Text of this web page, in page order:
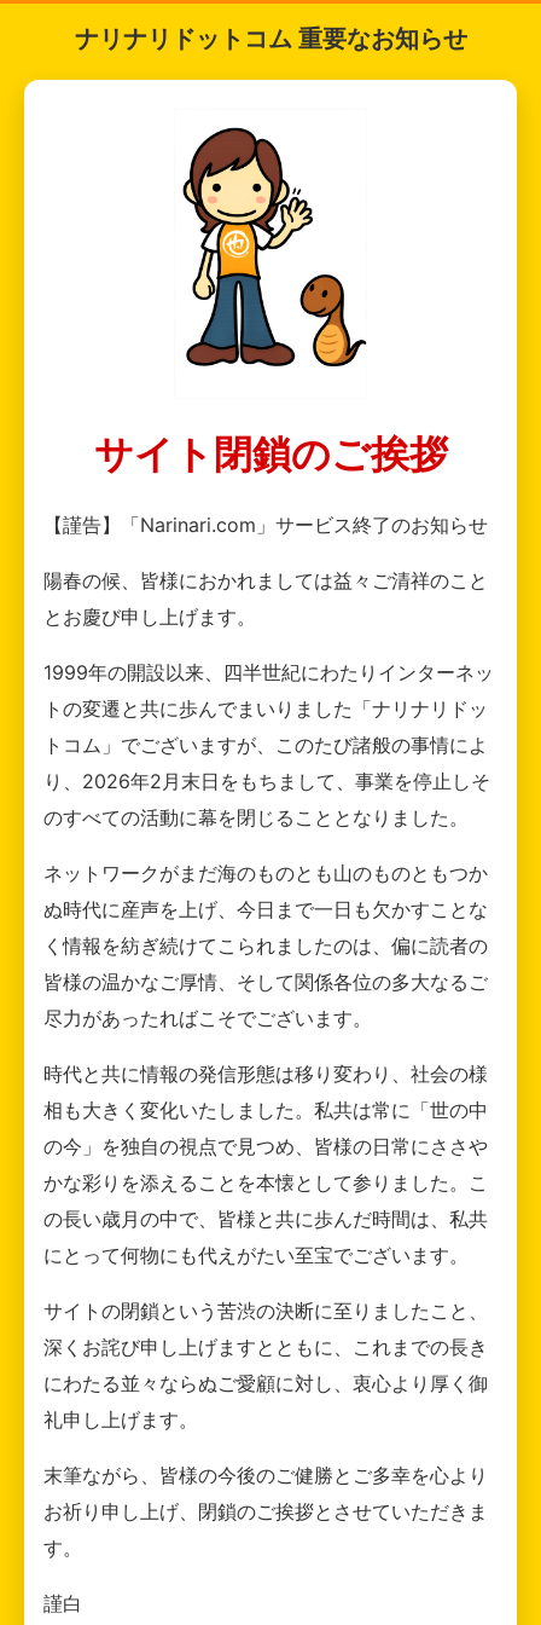
ナリナリドットコム 重要なお知らせ
サイト閉鎖のご挨拶
【謹告】「Narinari.com」サービス終了のお知らせ
陽春の候、皆様におかれましては益々ご清祥のこと
とお慶び申し上げます。
1999年の開設以来、四半世紀にわたりインターネッ
トの変遷と共に歩んでまいりました「ナリナリドッ
トコム」でございますが、このたび諸般の事情によ
り、2026年2月末日をもちまして、事業を停止しそ
のすべての活動に幕を閉じることとなりました。
ネットワークがまだ海のものとも山のものともつか
ぬ時代に産声を上げ、今日まで一日も欠かすことな
く情報を紡ぎ続けてこられましたのは、偏に読者の
皆様の温かなご厚情、そして関係各位の多大なるご
尽力があったればこそでございます。
時代と共に情報の発信形態は移り変わり、社会の様
相も大きく変化いたしました。私共は常に「世の中
の今」を独自の視点で見つめ、皆様の日常にささや
かな彩りを添えることを本懐として参りました。こ
の長い歳月の中で、皆様と共に歩んだ時間は、私共
にとって何物にも代えがたい至宝でございます。
サイトの閉鎖という苦渋の決断に至りましたこと、
深くお詫び申し上げますとともに、これまでの長き
にわたる並々ならぬご愛顧に対し、衷心より厚く御
礼申し上げます。
末筆ながら、皆様の今後のご健勝とご多幸を心より
お祈り申し上げ、閉鎖のご挨拶とさせていただきま
す。
謹白